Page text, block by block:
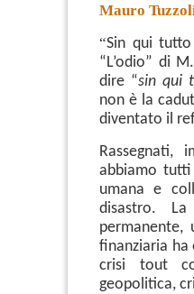
Mauro
“Sin qui
“L’odio” di
dire “sin qui
non è la
diventato il
Rassegnati,
abbiamo tutti
umana e
disastro.
permanente,
finanziaria ha
crisi tout
geopolitica,